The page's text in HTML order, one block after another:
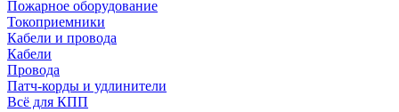
Пожарное оборудование
Токоприемники
Кабели и провода
Кабели
Провода
Патч-корды и удлинители
Всё для КПП